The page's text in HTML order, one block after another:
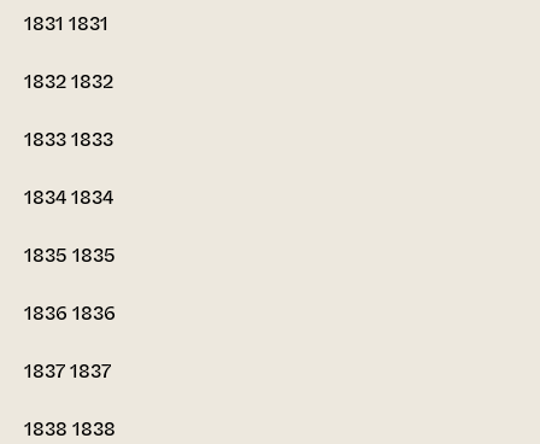
1831 1831
18321832
18331833
18341834
1835 1835
1836 1836
18371837
1838 1838